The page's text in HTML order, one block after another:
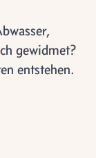
gewidmet?
entstehen.